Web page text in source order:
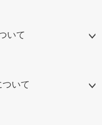
いて
いて